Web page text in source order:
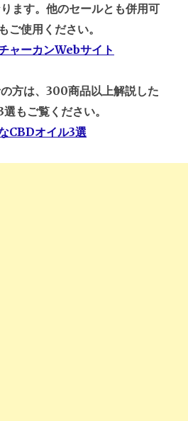
ます。他のセールとも併用可
ご使用ください。
ーカンWebサイト
方は、300商品以上解説した
もご覧ください。
CBDオイル3選